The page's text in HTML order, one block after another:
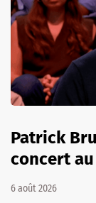
Patrick
concert
6 août 2026